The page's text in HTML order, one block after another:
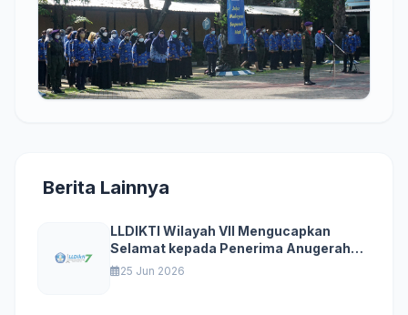
Berita Lainnya
LLDIKTI Wilayah VII Mengucapkan
Selamat kepada Penerima Anugerah
Kampus Unggulan 2026
25 Jun 2026